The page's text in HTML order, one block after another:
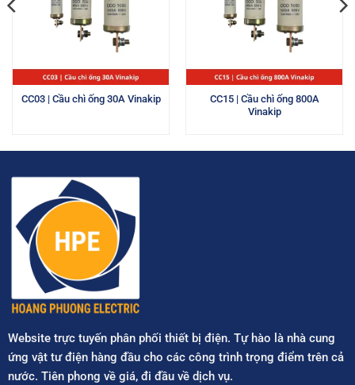
CC03 | Cầu chì ống 30A Vinakip
CC15 | Cầu chì ống 800A
Vinakip
Website trực tuyến phân phối thiết bị điện. Tự hào là nhà cung
ứng vật tư điện hàng đầu cho các công trình trọng điểm trên cả
nước. Tiên phong về giá, đi đầu về dịch vụ.